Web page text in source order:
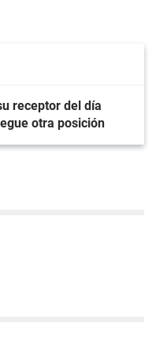
receptor del día
otra posición